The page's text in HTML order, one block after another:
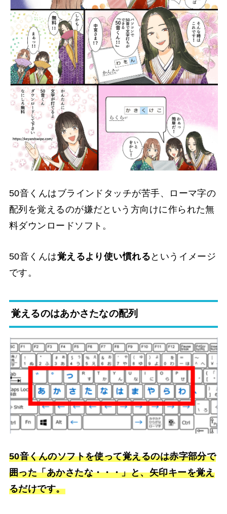
50音くんはブラインドタッチが苦手、ローマ字の
配列を覚えるのが嫌だという方向けに作られた無
料ダウンロードソフト。
50音くんは覚えるより使い慣れる というイメージ
です。
覚えるのはあかさたなの配列
50音くんのソフトを使って覚えるのは赤字部分で
囲った「あかさたな・・・」と、矢印キーを覚え
るだけです。